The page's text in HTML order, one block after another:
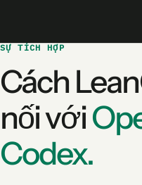
SỰ TÍCH HỢP
Cách
nối với
Codex.